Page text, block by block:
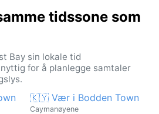
tidssone som
Bay sin lokale tid
for å planlegge samtaler
🇰🇾 Vær i Bodden Town
Caymanøyene